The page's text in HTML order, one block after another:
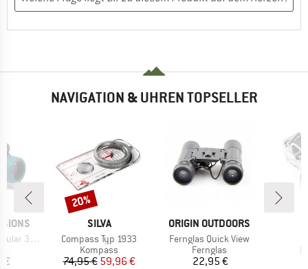
NAVIGATION & UHREN TOPSELLER
32mm
€
MARKE
SILVA
Artikel
Compass Typ 1933
Produktgruppe
Kompass
Preis
74,95 € reduzierter Preis
59,96 €
Rabatt
20%
MARKE
ORIGIN OUTDOORS
Artikel
Fernglas Quick View
Produktgruppe
Fernglas
Preis
22,95 €